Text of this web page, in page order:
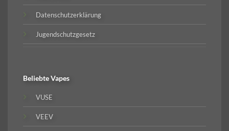
Datenschutzerklärung
Jugendschutzgesetz
BeliebteVapes
VUSE
VEEV